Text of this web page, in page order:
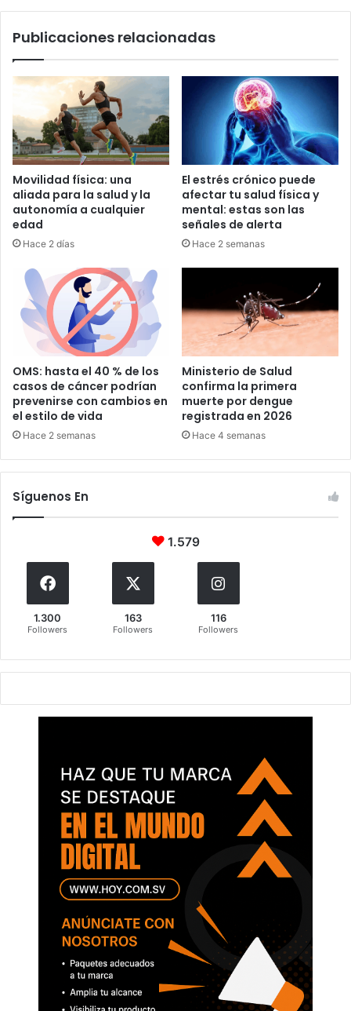
Publicaciones relacionadas
Movilidad física: una
aliada para la salud y la
autonomía a cualquier
edad
Hace 2 días
El estrés crónico puede
afectar tu salud física y
mental: estas son las
señales de alerta
Hace 2 semanas
OMS: hasta el 40 % de los
casos de cáncer podrían
prevenirse con cambios en
el estilo de vida
Hace 2 semanas
Ministerio de Salud
confirma la primera
muerte por dengue
registrada en 2026
Hace 4 semanas
Síguenos En
1.579
1.300
Followers
163
Followers
116
Followers